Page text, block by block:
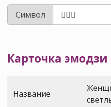
Символ
Карточка эмодзи
Название